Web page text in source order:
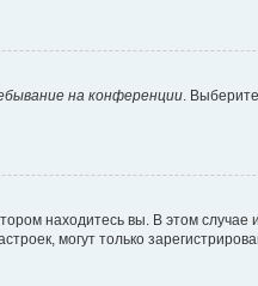
на конференции . Выберите
находитесь вы. В этом
могут только